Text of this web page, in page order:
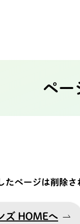
ペ
たページは削除
ズ HOMEへ